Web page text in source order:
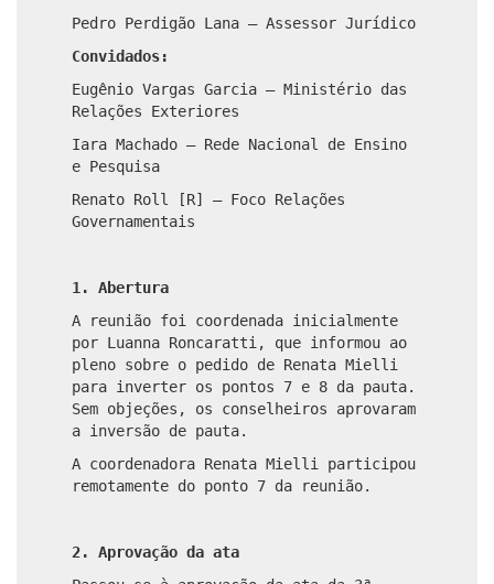
Pedro Perdigão Lana – Assessor Jurídico
Convidados:
Eugênio Vargas Garcia – Ministério das
Relações Exteriores
Iara Machado – Rede Nacional de Ensino
e Pesquisa
Renato Roll [R] – Foco Relações
Governamentais
1. Abertura
A reunião foi coordenada inicialmente
por Luanna Roncaratti, que informou ao
pleno sobre o pedido de Renata Mielli
para inverter os pontos 7 e 8 da pauta.
Sem objeções, os conselheiros aprovaram
a inversão de pauta.
A coordenadora Renata Mielli participou
remotamente do ponto 7 da reunião.
2. Aprovação da ata